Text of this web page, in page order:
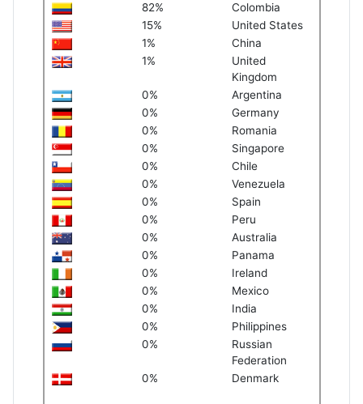
82%
Colombia
15%
United States
1%
China
1%
United
Kingdom
0%
Argentina
0%
Germany
0%
Romania
0%
Singapore
0%
Chile
0%
Venezuela
0%
Spain
0%
Peru
0%
Australia
0%
Panama
0%
Ireland
0%
Mexico
0%
India
0%
Philippines
0%
Russian
Federation
0%
Denmark